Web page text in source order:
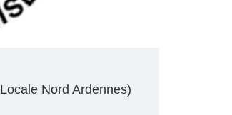
Nord Ardennes)